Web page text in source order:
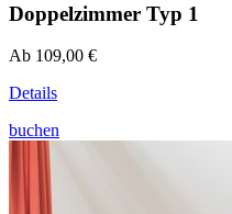
Doppelzimmer Typ 1
Ab 109,00 €
Details
buchen